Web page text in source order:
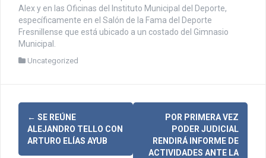
Alex y en las Oficinas del Instituto Municipal del Deporte,
específicamente en el Salón de la Fama del Deporte
Fresnillense que está ubicado a un costado del Gimnasio
Municipal.
Uncategorized
N← SE REÚNE
ALEJANDRO TELLO CON
ARTURO ELÍAS AYUB
POR PRIMERA VEZ
PODER JUDICIAL
RENDIRÁ INFORME DE
ACTIVIDADES ANTE LA